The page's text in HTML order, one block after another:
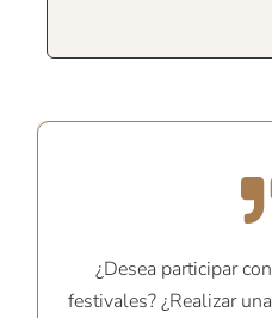
¿Desea participar
festivales? ¿Realizar